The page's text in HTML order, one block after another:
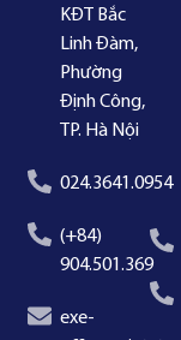
KĐT Bắc
Linh Đàm,
Phường
Định Công,
TP. Hà Nội
024.3641.0954
(+84)
904.501.369
exe-